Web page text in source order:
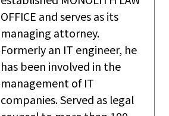
OFFICE and serves as its
managing attorney.
Formerly an IT engineer, he
has been involved in the
management of IT
companies. Served as legal